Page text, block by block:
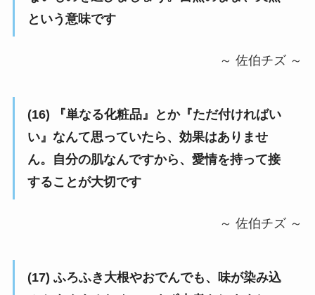
という意味です
～ 佐伯チズ ～
(16) 『単なる化粧品』とか『ただ付ければい
い』なんて思っていたら、効果はありませ
ん。自分の肌なんですから、愛情を持って接
することが大切です
～ 佐伯チズ ～
(17) ふろふき大根やおでんでも、味が染み込